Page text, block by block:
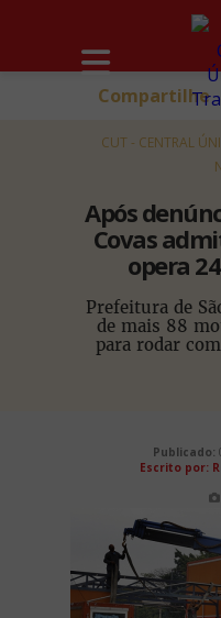
CUT - CENTRAL
Após
Covas
opera
Prefeitura de
de mais 88
para rodar
Compartilhe
Publicado:
Escrito por: